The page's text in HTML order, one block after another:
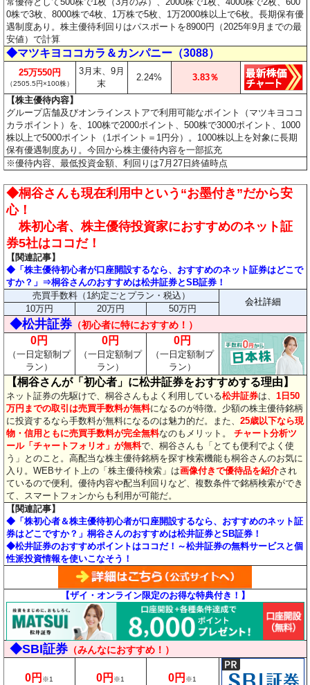
0株で3枚、8000株で4枚、1万株で5枚、1万2000株以上で6枚。長期保有優
遇制度あり。株主優待利回りはパスポートを8900円（2025年9月までの最
安値）で計算
◆マツキヨココカラ＆カンパニー（3088）
25万550円
（2505.5円×100株）
3月末、9月
末
2.24% 3.83％
【株主優待内容】
グループ店舗及びオンラインストアで利用可能なポイント（マツキヨココ
カラポイント）を、100株で2000ポイント、500株で3000ポイント、1000
株以上で5000ポイント（1ポイント＝1円分）。1000株以上を対象に長期
保有優遇制度あり。今回から株主優待内容を一部拡充
※優待内容、最低投資金額、利回りは7月27日終値時点
◆桐谷さんも現在利用中という“お墨付き”だから安
心！
株初心者、株主優待投資家におすすめのネット証
券5社はココだ！
【関連記事】
◆「株主優待初心者が口座開設するなら、おすすめのネット証券はどこで
すか？」⇒桐谷さんのおすすめは松井証券とSB証券！
売買手数料（1約定ごとプラン・税込）
会社詳細
10万円 20万円 50万円
◆松井証券（初心者に特におすすめ！）
0円
（一日定額制プ
ラン）
0円
（一日定額制プ
ラン）
0円
（一日定額制プ
ラン）
【桐谷さんが「初心者」に松井証券をおすすめする理由】
ネット証券の先駆けで、桐谷さんもよく利用している松井証券は、 1日50
万円までの取引は売買手数料が無料になるのが特徴。少額の株主優待銘柄
に投資するなら手数料が無料になるのは魅力的だ。また、 25歳以下なら現
物・信用ともに売買手数料が完全無料なのもメリット。 チャート分析ツ
ール「チャートフォリオ」が無料で、桐谷さんも「とても便利でよく使
う」とのこと。高配当な株主優待銘柄を探す検索機能も桐谷さんのお気に
入り。WEBサイト上の「株主優待検索」は画像付きで優待品を紹介され
ているので便利。優待内容や配当利回りなど、複数条件で銘柄検索ができ
て、スマートフォンからも利用が可能だ。
【関連記事】
◆「株初心者＆株主優待初心者が口座開設するなら、おすすめのネット証
券はどこですか？」桐谷さんのおすすめは松井証券とSB証券！
◆松井証券のおすすめポイントはココだ！～松井証券の無料サービスと個
性派投資情報を使いこなそう！
【ザイ・オンライン限定のお得な特典付き！】
◆SBI証券（みんなにおすすめ！）
0円 ※1 0円 ※1 0円 ※1